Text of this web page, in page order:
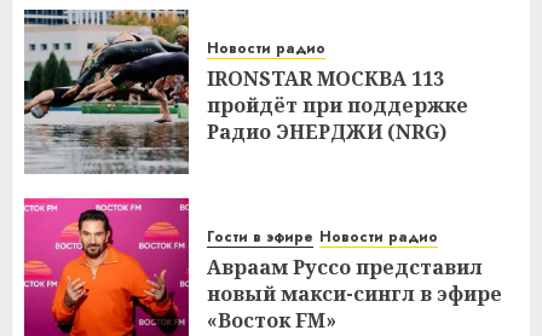
Новости радио
IRONSTAR МОСКВА 113
пройдёт при поддержке
Радио ЭНЕРДЖИ (NRG)
Гости в эфире Новости радио
Авраам Руссо представил
новый макси-сингл в эфире
«Восток FM»